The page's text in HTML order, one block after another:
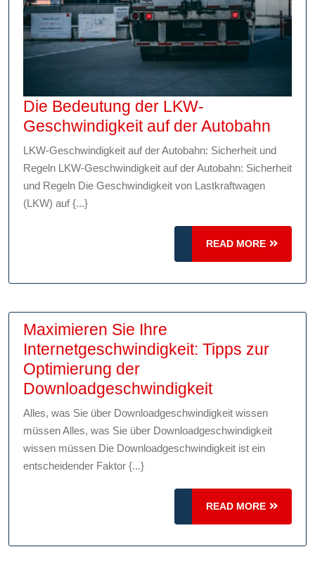
Die Bedeutung der LKW-
Geschwindigkeit auf der Autobahn
der
auf
der
LKW-Geschwindigkeit auf der Autobahn: Sicherheit und
Regeln LKW-Geschwindigkeit auf der Autobahn: Sicherheit
und Regeln Die Geschwindigkeit von Lastkraftwagen
(LKW) auf {...}
READ MORE
READ
MORE
Maximieren Sie Ihre
Internetgeschwindigkeit: Tipps zur
Optimierung der
DownloadgeschwindigkeitMaximieren
Sie
Ihre
zur
Optimierung
der
Alles, was Sie über Downloadgeschwindigkeit wissen
müssen Alles, was Sie über Downloadgeschwindigkeit
wissen müssen Die Downloadgeschwindigkeit ist ein
entscheidender Faktor {...}
READ MORE
READ
MORE